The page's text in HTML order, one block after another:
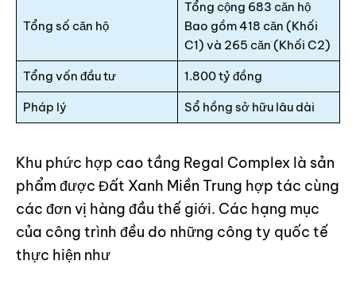
Tổng số căn hộ
Tổng cộng 683 căn hộ
Bao gồm 418 căn (Khối
C1) và 265 căn (Khối C2)
Tổng vốn đầu tư 1.800 tỷ đồng
Pháp lý Sổ hồng sở hữu lâu dài
Khu phức hợp cao tầng Regal Complex là sản
phẩm được Đất Xanh Miền Trung hợp tác cùng
các đơn vị hàng đầu thế giới. Các hạng mục
của công trình đều do những công ty quốc tế
thực hiện như